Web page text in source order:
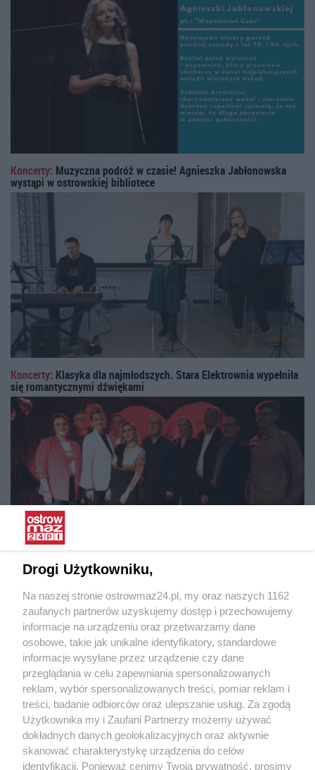
Koncerty: Muzyczna podróż w czasie! Agnieszka Jabłonowska
wystąpi w ostrowskiej bibliotece
Koncerty: Klasyka dla najmłodszych. Stara Elektrownia wypełniła
się romantycznymi dźwiękami
Koncerty:Karolina Leszko porwała publiczność w Ostrowi
Mazowieckiej (zdjęcia)
Drogi Użytkowniku,
Na naszej stronie ostrowmaz24.pl, my oraz naszych 1162
zaufanych partnerów uzyskujemy dostęp i przechowujemy
informacje na urządzeniu oraz przetwarzamy dane
osobowe, takie jak unikalne identyfikatory, standardowe
informacje wysyłane przez urządzenie czy dane
przeglądania w celu zapewniania spersonalizowanych
reklam, wybór spersonalizowanych treści, pomiar reklam i
treści, badanie odbiorców oraz ulepszanie usług. Za zgodą
Użytkownika my i Zaufani Partnerzy możemy używać
dokładnych danych geolokalizacyjnych oraz aktywnie
skanować charakterystykę urządzenia do celów
identyfikacji. Ponieważ cenimy Twoją prywatność, prosimy